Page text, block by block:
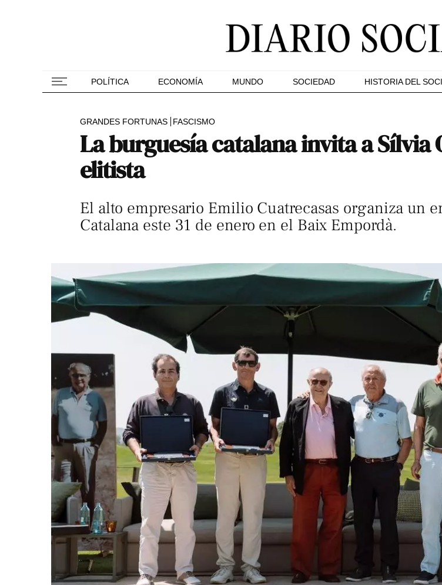
POLÍTICA ECONOMÍA MUNDO SOCIEDAD HISTORIA DEL
GRANDES FORTUNAS FASCISMO
La burguesía catalana invita a
elitista
El alto empresario Emilio Cuatrecasas organiza un
Catalana este 31 de enero en el Baix Empordà.